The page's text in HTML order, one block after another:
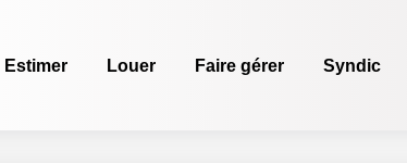
Estimer Louer Faire gérer Syndic